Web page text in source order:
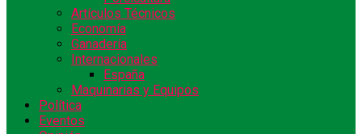
Artículos Técnicos
Economía
Ganadería
Internacionales
España
Maquinarias y Equipos
Política
Eventos